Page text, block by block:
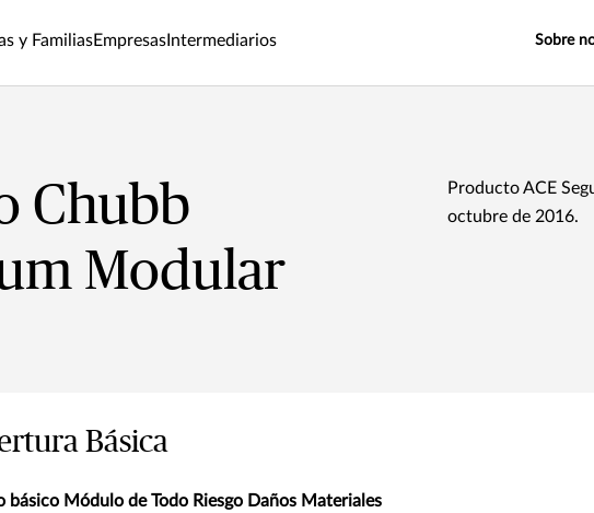
y FamiliasEmpresas Intermediarios Sobre
Chubb
Modular
Producto ACE
octubre de 2016.
Básica
básico Módulo de Todo Riesgo Daños Materiales